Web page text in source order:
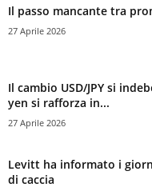
Il passo mancante tra
27 Aprile 2026
Il cambio USD/JPY si
yen si rafforza in...
27 Aprile 2026
Levitt ha informato i
di caccia